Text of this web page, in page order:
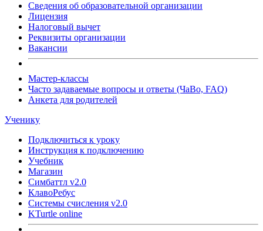
Сведения об образовательной организации
Лицензия
Налоговый вычет
Реквизиты организации
Вакансии
Мастер-классы
Часто задаваемые вопросы и ответы (ЧаВо, FAQ)
Анкета для родителей
Ученику
Подключиться к уроку
Инструкция к подключению
Учебник
Магазин
Симбаттл v2.0
КлавоРебус
Системы счисления v2.0
KTurtle online